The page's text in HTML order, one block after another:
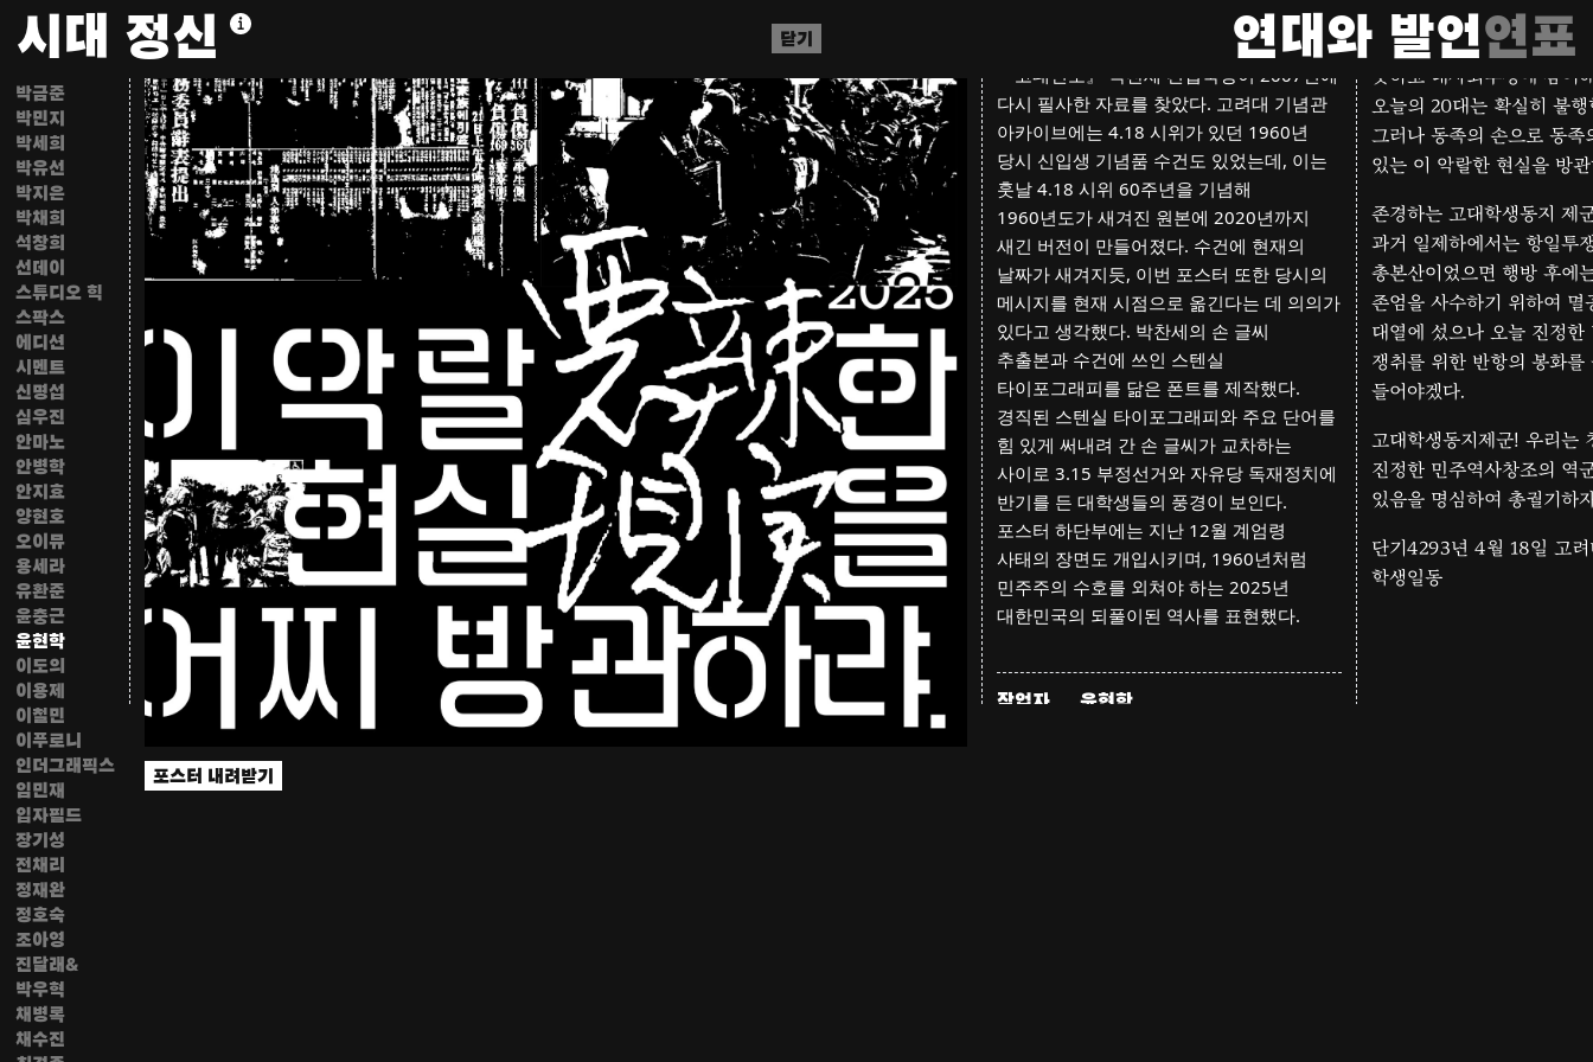
시대 정신 연대와 발언연표
닫기
민구홍
매뉴팩처링
박금준
박민지
박세희
박유선
박지은
박채희
석창희
선데이
스튜디오 힉
스팍스
에디션
시멘트
신명섭
심우진
안마노
안병학
안지효
양현호
오이뮤
용세라
유환준
윤충근
윤현학
이도의
이용제
이철민
이푸로니
인더그래픽스
임민재
입자필드
장기성
전채리
정재완
정호숙
조아영
진달래&
박우혁
채병록
채수진
포스터 내려받기
활용하자고 생각하던 차에, 고려대학교 시국
선언문(1960년)의 필자인 당시
『고대신보』 박찬세 편집국장이 2007년에
다시 필사한 자료를 찾았다. 고려대 기념관
아카이브에는 4.18 시위가 있던 1960년
당시 신입생 기념품 수건도 있었는데, 이는
훗날 4.18 시위 60주년을 기념해
1960년도가 새겨진 원본에 2020년까지
새긴 버전이 만들어졌다. 수건에 현재의
날짜가 새겨지듯, 이번 포스터 또한 당시의
메시지를 현재 시점으로 옮긴다는 데 의의가
있다고 생각했다. 박찬세의 손 글씨
추출본과 수건에 쓰인 스텐실
타이포그래피를 닮은 폰트를 제작했다.
경직된 스텐실 타이포그래피와 주요 단어를
힘 있게 써내려 간 손 글씨가 교차하는
사이로 3.15 부정선거와 자유당 독재정치에
반기를 든 대학생들의 풍경이 보인다.
포스터 하단부에는 지난 12월 계엄령
사태의 장면도 개입시키며, 1960년처럼
민주주의 수호를 외쳐야 하는 2025년
대한민국의 되풀이된 역사를 표현했다.
작업자
윤현학
말할 나위도 없이 학생이
못하고 대사회투쟁에 참여
오늘의 20대는 확실히 불
그러나 동족의 손으로 동족
있는 이 악랄한 현실을 방
존경하는 고대학생동지 제
과거 일제하에서는 항일투
총본산이었으면 행방 후에
존엄을 사수하기 위하여 멸
대열에 섰으나 오늘 진정한
쟁취를 위한 반항의 봉화를
들어야겠다.
고대학생동지제군! 우리는
진정한 민주역사창조의 역
있음을 명심하여 총궐기하
단기4293년 4월 18일 고려
학생일동